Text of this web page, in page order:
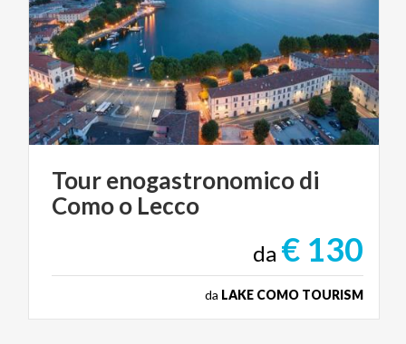
Tourenogastronomicodi
Comoo Lecco
da € 130
da LAKE COMO TOURISM